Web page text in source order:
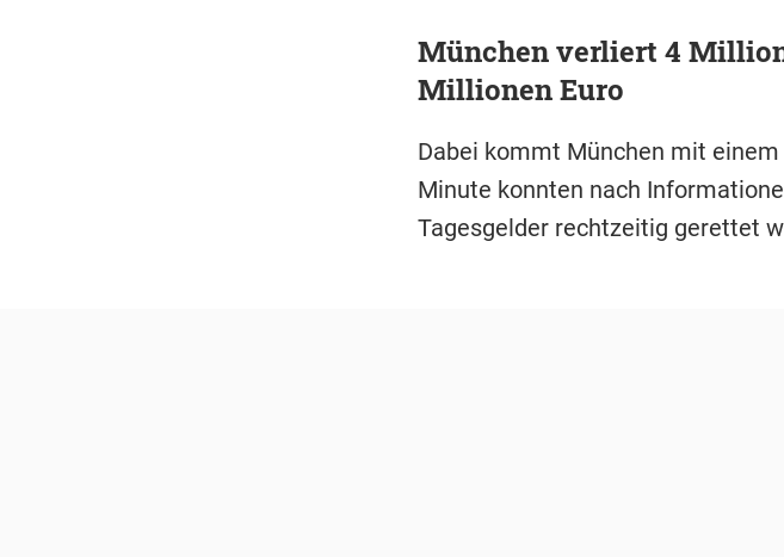
München verliert 4
Millionen Euro
Dabei kommt München mit
Minute konnten nach
Tagesgelder rechtzeitig gerettet